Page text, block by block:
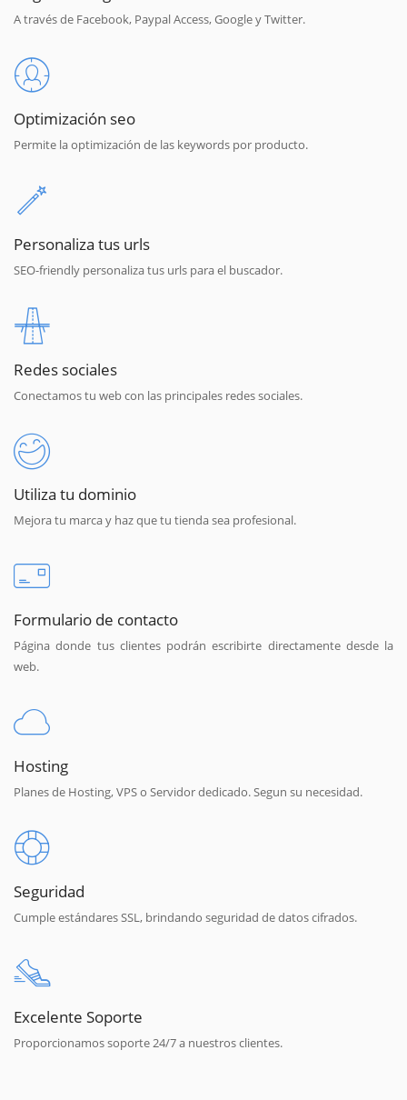
A través de Facebook, Paypal Access, Google y Twitter.
Optimización seo
Permite la optimización de las keywords por producto.
Personaliza tus urls
SEO-friendly personaliza tus urls para el buscador.
Redes sociales
Conectamos tu web con las principales redes sociales.
Utiliza tu dominio
Mejora tu marca y haz que tu tienda sea profesional.
Formulario de contacto
Página donde tus clientes podrán escribirte directamente desde la
web.
Hosting
Planes de Hosting, VPS o Servidor dedicado. Segun su necesidad.
Seguridad
Cumple estándares SSL, brindando seguridad de datos cifrados.
Excelente Soporte
Proporcionamos soporte 24/7 a nuestros clientes.